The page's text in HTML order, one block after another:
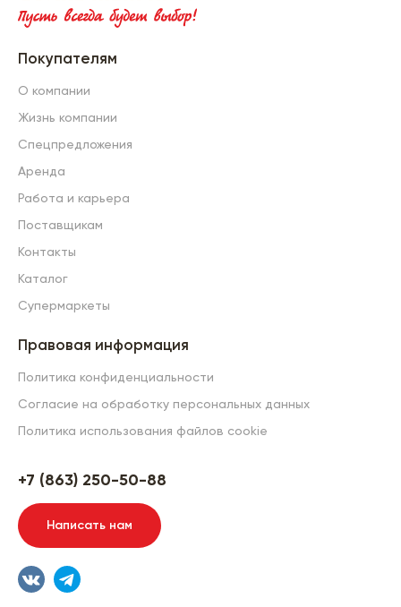
Покупателям
О компании
Жизнь компании
Спецпредложения
Аренда
Работа и карьера
Поставщикам
Контакты
Каталог
Супермаркеты
Правовая информация
Политика конфиденциальности
Согласие на обработку персональных данных
Политика использования файлов cookie
+7 (863) 250-50-88
Написать нам